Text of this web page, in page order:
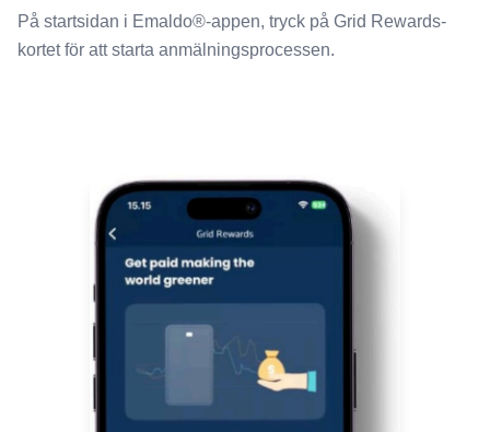
På startsidan i Emaldo®-appen, tryck på Grid Rewards-
kortet för att starta anmälningsprocessen.